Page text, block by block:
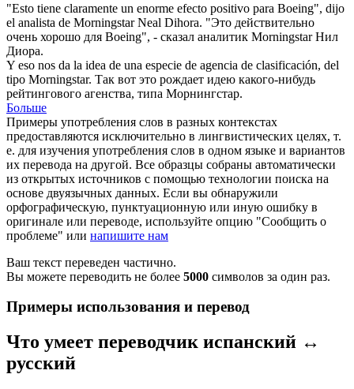
"Esto tiene claramente un enorme efecto positivo para Boeing", dijo
el analista de MorningstarNeal Dihora. "Это действительно
очень хорошо для Boeing", - сказал аналитик MorningstarНил
Диора.
Y eso nos da la idea de una especie de agencia de clasificación, del
tipo Morningstar. Так вот это рождает идею какого-нибудь
рейтингового агенства, типа Морнингстар.
Больше
Примеры употребления слов в разных контекстах
предоставляются исключительно в лингвистических целях, т.
е. для изучения употребления слов в одном языке и вариантов
их перевода на другой. Все образцы собраны автоматически
из открытых источников с помощью технологии поиска на
основе двуязычных данных. Если вы обнаружили
орфографическую, пунктуационную или иную ошибку в
оригинале или переводе, используйте опцию "Сообщить о
проблеме" или напишите нам
Ваш текст переведен частично.
Вы можете переводить не более 5000 символов за один раз.
Примеры использования и перевод
Что умеет переводчик испанский ↔
русский